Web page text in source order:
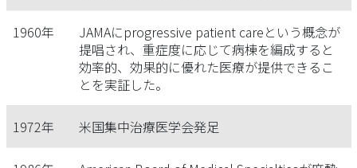
1960年
JAMAにprogressive patient careという概念が
提唱され、重症度に応じて病棟を編成すると
効率的、効果的に優れた医療が提供できるこ
とを実証した。
1972年 米国集中治療医学会発足